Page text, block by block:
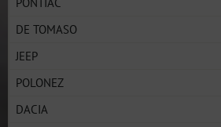
DE TOMASO
JEEP
POLONEZ
DACIA